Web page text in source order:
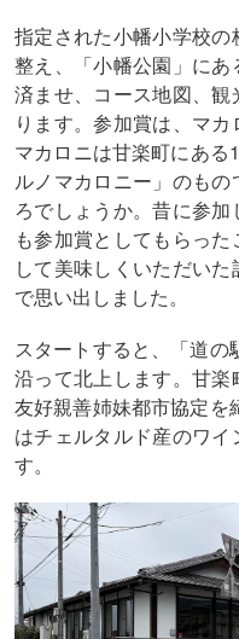
指定された小幡小学校
整え、「小幡公園」に
済ませ、コース地図、
ります。参加賞は、マ
マカロニは甘楽町にある
ルノマカロニー」のも
ろでしょうか。昔に参
も参加賞としてもらっ
して美味しくいただい
で思い出しました。
スタートすると、「道の
沿って北上します。甘
友好親善姉妹都市協定を
はチェルタルド産のワ
す。